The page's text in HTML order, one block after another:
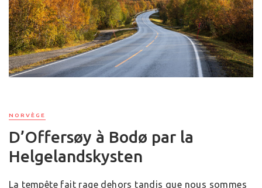
NORVÈGE
D’Offersøy à Bodø par la
Helgelandskysten
La tempête fait rage dehors tandis que nous sommes